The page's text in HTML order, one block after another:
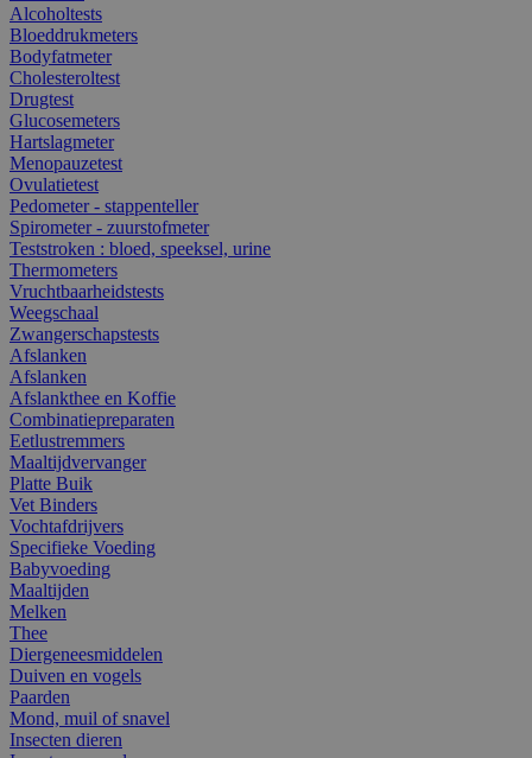
Alcoholtests
Bloeddrukmeters
Bodyfatmeter
Cholesteroltest
Drugtest
Glucosemeters
Hartslagmeter
Menopauzetest
Ovulatietest
Pedometer - stappenteller
Spirometer - zuurstofmeter
Teststroken : bloed, speeksel, urine
Thermometers
Vruchtbaarheidstests
Weegschaal
Zwangerschapstests
Afslanken
Afslanken
Afslankthee en Koffie
Combinatiepreparaten
Eetlustremmers
Maaltijdvervanger
Platte Buik
Vet Binders
Vochtafdrijvers
Specifieke Voeding
Babyvoeding
Maaltijden
Melken
Thee
Diergeneesmiddelen
Duiven en vogels
Paarden
Mond, muil of snavel
Insecten dieren